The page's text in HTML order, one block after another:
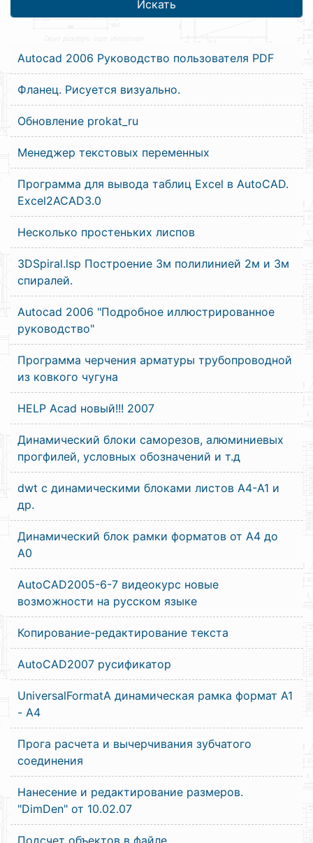
Autocad 2006 Руководство пользователя PDF
Фланец. Рисуется визуально.
Обновление prokat_ru
Менеджер текстовых переменных
Программа для вывода таблиц Excel в AutoCAD.
Excel2ACAD3.0
Несколько простеньких лиспов
3DSpiral.lsp Построение 3м полилинией 2м и 3м
спиралей.
Autocad 2006 "Подробное иллюстрированное
руководство"
Программа черчения арматуры трубопроводной
из ковкого чугуна
HELP Acad новый!!! 2007
Динамический блоки саморезов, алюминиевых
прогфилей, условных обозначений и т.д
dwt c динамическими блоками листов А4-А1 и
др.
Динамический блок рамки форматов от А4 до
А0
AutoCAD2005-6-7 видеокурс новые
возможности на русском языке
Копирование-редактирование текста
AutoCAD2007 русификатор
UniversalFormatA динамическая рамка формат A1
- A4
Прога расчета и вычерчивания зубчатого
соединения
Нанесение и редактирование размеров.
"DimDen" от 10.02.07
Подсчет объектов в файле